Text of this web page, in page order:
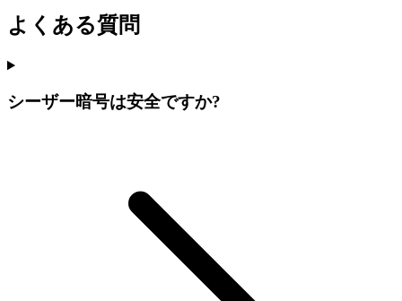
よくある質問
シーザー暗号は安全ですか?